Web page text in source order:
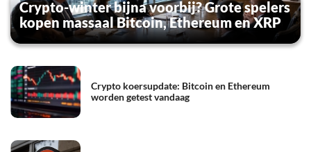
Crypto-winter bijna voorbij? Grote spelers
kopen massaal Bitcoin, Ethereum en XRP
Crypto koersupdate: Bitcoin en Ethereum
worden getest vandaag